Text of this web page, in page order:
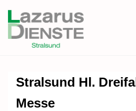
Stralsund Hl.
Messe